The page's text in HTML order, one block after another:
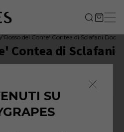
/'Rosso del Conte' Contea di Sclafani Doc
Contea di Sclafani
SU